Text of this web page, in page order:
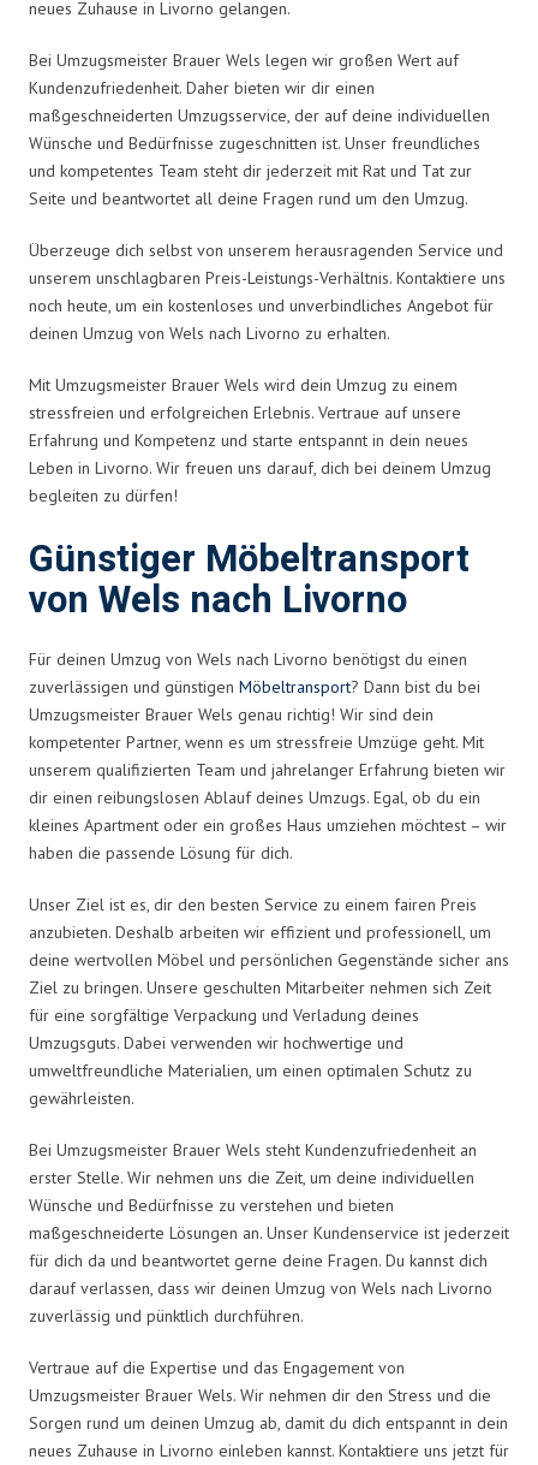
neues Zuhause in Livorno gelangen.
Bei Umzugsmeister Brauer Wels legen wir großen Wert auf
Kundenzufriedenheit. Daher bieten wir dir einen
maßgeschneiderten Umzugsservice, der auf deine individuellen
Wünsche und Bedürfnisse zugeschnitten ist. Unser freundliches
und kompetentes Team steht dir jederzeit mit Rat und Tat zur
Seite und beantwortet all deine Fragen rund um den Umzug.
Überzeuge dich selbst von unserem herausragenden Service und
unserem unschlagbaren Preis-Leistungs-Verhältnis. Kontaktiere uns
noch heute, um ein kostenloses und unverbindliches Angebot für
deinen Umzug von Wels nach Livorno zu erhalten.
Mit Umzugsmeister Brauer Wels wird dein Umzug zu einem
stressfreien und erfolgreichen Erlebnis. Vertraue auf unsere
Erfahrung und Kompetenz und starte entspannt in dein neues
Leben in Livorno. Wir freuen uns darauf, dich bei deinem Umzug
begleiten zu dürfen!
Günstiger Möbeltransport
von Wels nach Livorno
Für deinen Umzug von Wels nach Livorno benötigst du einen
zuverlässigen und günstigen Möbeltransport? Dann bist du bei
Umzugsmeister Brauer Wels genau richtig! Wir sind dein
kompetenter Partner, wenn es um stressfreie Umzüge geht. Mit
unserem qualifizierten Team und jahrelanger Erfahrung bieten wir
dir einen reibungslosen Ablauf deines Umzugs. Egal, ob du ein
kleines Apartment oder ein großes Haus umziehen möchtest – wir
haben die passende Lösung für dich.
Unser Ziel ist es, dir den besten Service zu einem fairen Preis
anzubieten. Deshalb arbeiten wir effizient und professionell, um
deine wertvollen Möbel und persönlichen Gegenstände sicher ans
Ziel zu bringen. Unsere geschulten Mitarbeiter nehmen sich Zeit
für eine sorgfältige Verpackung und Verladung deines
Umzugsguts. Dabei verwenden wir hochwertige und
umweltfreundliche Materialien, um einen optimalen Schutz zu
gewährleisten.
Bei Umzugsmeister Brauer Wels steht Kundenzufriedenheit an
erster Stelle. Wir nehmen uns die Zeit, um deine individuellen
Wünsche und Bedürfnisse zu verstehen und bieten
maßgeschneiderte Lösungen an. Unser Kundenservice ist jederzeit
für dich da und beantwortet gerne deine Fragen. Du kannst dich
darauf verlassen, dass wir deinen Umzug von Wels nach Livorno
zuverlässig und pünktlich durchführen.
Vertraue auf die Expertise und das Engagement von
Umzugsmeister Brauer Wels. Wir nehmen dir den Stress und die
Sorgen rund um deinen Umzug ab, damit du dich entspannt in dein
neues Zuhause in Livorno einleben kannst. Kontaktiere uns jetzt für